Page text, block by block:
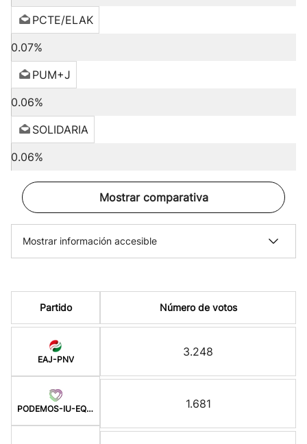
PCTE/ELAK
0.07%
PUM+J
0.06%
SOLIDARIA
0.06%
Mostrar comparativa
Mostrar información accesible
Partido
EAJ-PNV
PODEMOS-IU-EQUO BERD
Número de votos
3.248
1.681